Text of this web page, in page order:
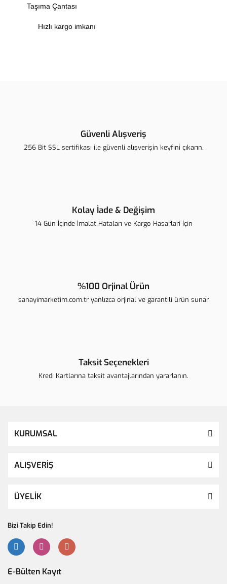
Taşıma Çantası
Hızlı kargo imkanı
Güvenli Alışveriş
256 Bit SSL sertifikası ile güvenli alışverişin keyfini çıkarın.
Kolay İade & Değişim
14 Gün İçinde İmalat Hataları ve Kargo Hasarlari İçin
%100 Orjinal Ürün
sanayimarketim.com.tr yanlızca orjinal ve garantili ürün sunar
Taksit Seçenekleri
Kredi Kartlarına taksit avantajlarından yararlanın.
KURUMSAL
ALIŞVERİŞ
ÜYELİK
Bizi Takip Edin!
E-Bülten Kayıt